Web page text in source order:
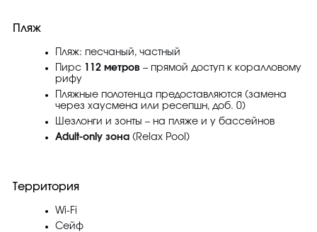
Пляж
Пляж: песчаный, частный
Пирс
112 метров – прямой доступ к коралловому
рифу
Пляжные полотенца предоставляются (замена
через хаусмена или ресепшн, доб. 0)
Шезлонги и зонты – на пляже и у бассейнов
Adult-only зона (Relax Pool)
Территория
Wi-Fi
Сейф